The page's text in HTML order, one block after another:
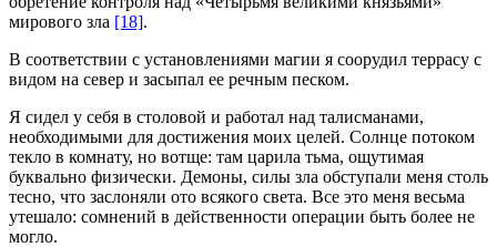
мирового зла [18].
В соответствии с установлениями магии я соорудил террасу с
видом на север и засыпал ее речным песком.
Я сидел у себя в столовой и работал над талисманами,
необходимыми для достижения моих целей. Солнце потоком
текло в комнату, но вотще: там царила тьма, ощутимая
буквально физически. Демоны, силы зла обступали меня столь
тесно, что заслоняли ото всякого света. Все это меня весьма
утешало: сомнений в действенности операции быть более не
могло.